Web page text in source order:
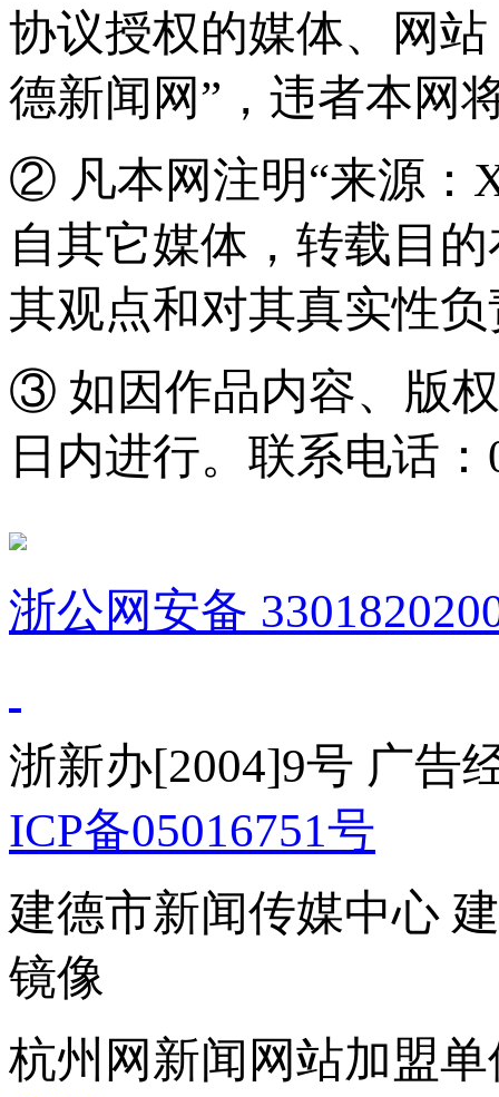
协议授权的媒体、网
德新闻网”，违者本网
② 凡本网注明“来源：
自其它媒体，转载目
其观点和对其真实性
③ 如因作品内容、版
日内进行。联系电话：
浙公网安备
浙新办[2004]9号 广告
ICP备05016751号
建德市新闻传媒中心
镜像
杭州网新闻网站加盟